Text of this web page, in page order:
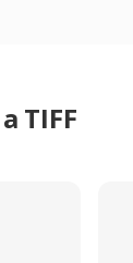
TIFF